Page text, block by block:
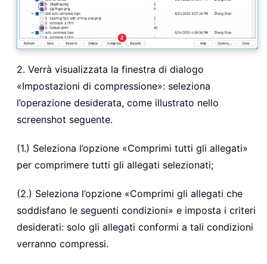
2. Verrà visualizzata la finestra di dialogo
«Impostazioni di compressione»: seleziona
l’operazione desiderata, come illustrato nello
screenshot seguente.
(1.) Seleziona l’opzione «Comprimi tutti gli allegati»
per comprimere tutti gli allegati selezionati;
(2.) Seleziona l’opzione «Comprimi gli allegati che
soddisfano le seguenti condizioni» e imposta i criteri
desiderati: solo gli allegati conformi a tali condizioni
verranno compressi.